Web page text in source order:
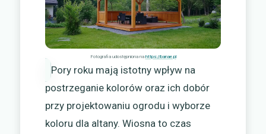
Fotografia udostępniona na https://banae.pl
Pory roku mają istotny wpływ na
postrzeganie kolorów oraz ich dobór
przy projektowaniu ogrodu i wyborze
koloru dla altany. Wiosna to czas